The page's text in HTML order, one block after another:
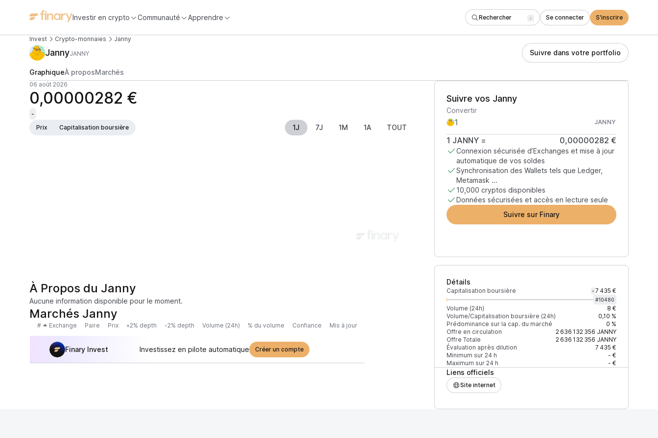
Investir en crypto Communauté Apprendre Rechercher / Se connecter S'inscrire
Invest Crypto-monnaies Janny
JannyJANNY Suivre dans votre portfolio
GraphiqueÀ proposMarchés
06 août 2026
0,00000282 €
-
Prix
Capitalisation boursière 1J 7J 1M 1A TOUT
Suivre vos Janny
Convertir
JANNY
1 JANNY= 0,00000282 €
Connexion sécurisée d’Exchanges et mise à jour
automatique de vos soldes
Synchronisation des Wallets tels que Ledger,
Metamask ...
10,000 cryptos disponibles
Données sécurisées et accès en lecture seule
Suivre sur Finary
Détails
Capitalisation boursière - 7 435 €
#10480
Volume (24h)
8 €
Volume/Capitalisation boursière (24h)
0,10 %
Prédominance sur la cap. du marché
0 %
Offre en circulation
2 636 132 356 JANNY
Offre Totale
2 636 132 356 JANNY
Évaluation après dilution
7 435 €
Minimum sur 24 h
- €
Maximum sur 24 h
- €
Liens officiels
Site internet
À Propos du Janny
Aucune information disponible pour le moment.
Marchés Janny
# Exchange Paire Prix +2% depth -2% depth Volume (24h) % du volume Confiance Mis à jour
Finary Invest Investissez en pilote automatique Créer un compte